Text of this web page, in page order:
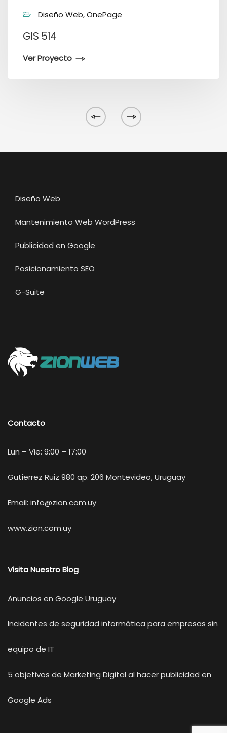
Diseño Web, OnePage
GIS 514
Ver Proyecto
Diseño Web
Mantenimiento Web WordPress
Publicidad en Google
Posicionamiento SEO
G-Suite
Contacto
Lun – Vie: 9:00 – 17:00
Gutierrez Ruiz 980 ap. 206 Montevideo, Uruguay
Email: info@zion.com.uy
www.zion.com.uy
Visita Nuestro Blog
Anuncios en Google Uruguay
Incidentes de seguridad informática para empresas sin
equipo de IT
5 objetivos de Marketing Digital al hacer publicidad en
Google Ads